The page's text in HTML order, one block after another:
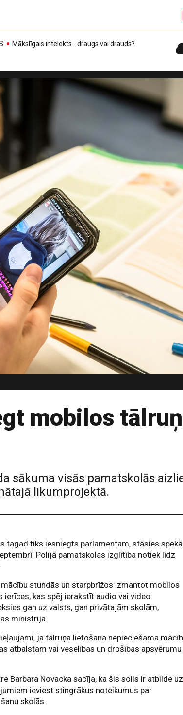
Mākslīgais intelekts - draugs vai drauds?
mobilos
sākuma visās pamatskolās
likumprojektā.
tagad tiks iesniegts parlamentam, stāsies spēkā
Polijā pamatskolas izglītība notiek līdz
stundās un starpbrīžos izmantot mobilos
ierīces, kas spēj ierakstīt audio vai video.
gan uz valsts, gan privātajām skolām,
ministrija.
ja tālruņa lietošana nepieciešama
atbalstam vai veselības un drošības apsvērumu
Barbara Novacka sacīja, ka šis solis ir atbilde uz
ieviest stingrākus noteikumus par
skolās.